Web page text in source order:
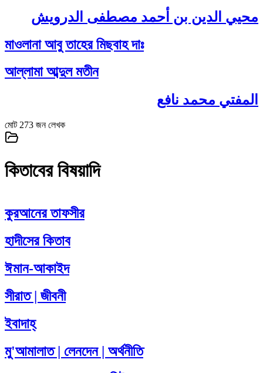
محيي الدين بن أحمد مصطفى الدرويش
মাওলানা আবু তাহের মিছবাহ দাঃ
আল্লামা আব্দুল মতীন
المفتي محمد نافع
মোট 273 জন লেখক
কিতাবের বিষয়াদি
কুরআনের তাফসীর
হাদীসের কিতাব
ঈমান-আকাইদ
সীরাত | জীবনী
ইবাদাহ্
মু'আমালাত | লেনদেন | অর্থনীতি